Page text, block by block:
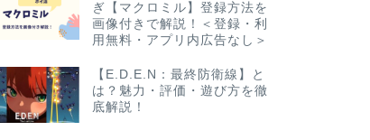
ぎ【マクロミル】登録方法を
画像付きで解説！＜登録・利
用無料・アプリ内広告なし＞
【E.D.E.N：最終防衛線】と
は？魅力・評価・遊び方を徹
底解説！